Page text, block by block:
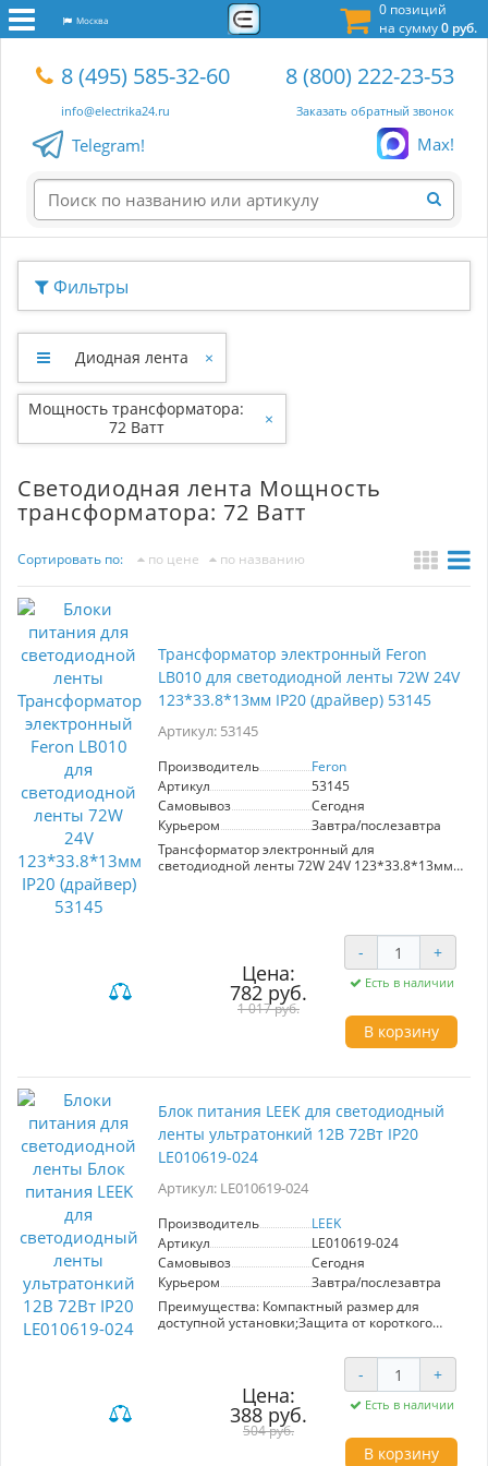
0 позиций
на сумму0 руб.
Москва
8 (495) 585-32-60
info@electrika24.ru
8 (800) 222-23-53
Заказать обратный звонок
Telegram! Max!
Фильтры
Диодная лента ×
Мощность трансформатора:
72 Ватт
×
Светодиодная лента Мощность
трансформатора: 72 Ватт
Сортировать по: по цене по названию
Трансформатор электронный Feron
LB010 для светодиодной ленты 72W 24V
123*33.8*13мм IP20 (драйвер) 53145
Артикул: 53145
Производитель
Feron
Артикул
53145
Самовывоз
Сегодня
Курьером
Завтра/послезавтра
Трансформатор электронный для
светодиодной ленты 72W 24V 123*33.8*13мм
Цена:
782 руб.
1 017 руб.
- +
Есть в наличии
В корзину
Блок питания LEEK для светодиодный
ленты ультратонкий 12В 72Вт IP20
LE010619-024
Артикул: LE010619-024
Производитель
LEEK
Артикул
LE010619-024
Самовывоз
Сегодня
Курьером
Завтра/послезавтра
Преимущества: Компактный размер для
доступной установки;Защита от короткого
скачков напряжения;Готовые провода для
быстрого подключения;Крепежные отверстия
для легкого монтажа
Область применения: Для питания любых
устройств с напряжением 12В, в том числе для
светодиодных лент.
Конструкция: Корпус – алюминиевый каркас;
Цена:
388 руб.
504 руб.
- +
Есть в наличии
В корзину